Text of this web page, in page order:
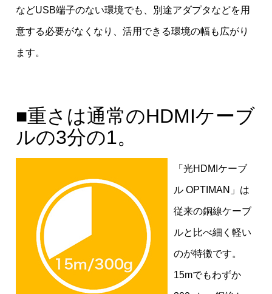
などUSB端子のない環境でも、別途アダプタなどを用
意する必要がなくなり、活用できる環境の幅も広がり
ます。
■重さは通常のHDMIケーブ
ルの3分の1。
「光HDMIケーブ
ル OPTIMAN」は
従来の銅線ケーブ
ルと比べ細く軽い
のが特徴です。
15mでもわずか